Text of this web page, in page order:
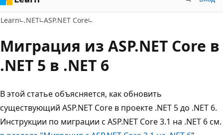
Learn .NET ASP.NET Core
Миграция из ASP.NET Core в
.NET 5 в .NET 6
В этой статье объясняется, как обновить
существующий ASP.NET Core в проекте .NET 5 до .NET 6.
Инструкции по миграции с ASP.NET Core 3.1 на .NET 6 см.